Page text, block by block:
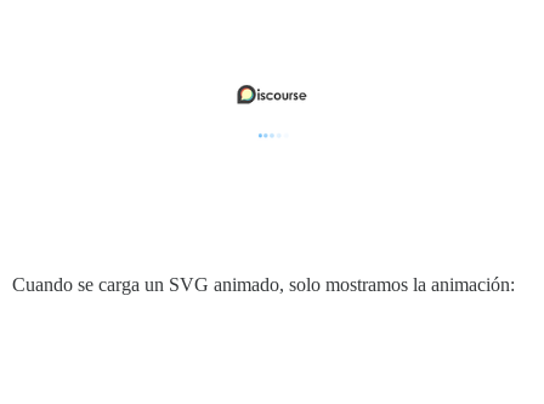
Cuando se carga un SVG animado, solo mostramos la animación: